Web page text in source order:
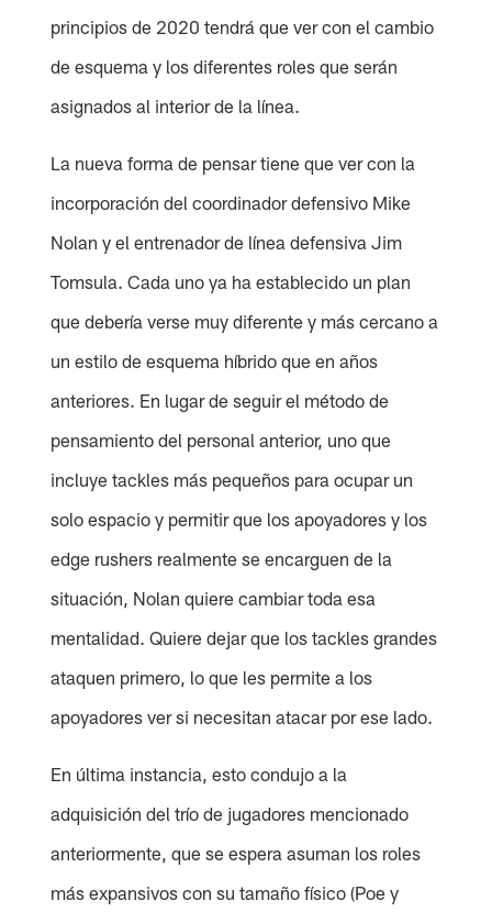
principios de 2020 tendrá que ver con el cambio
de esquema y los diferentes roles que serán
asignados al interior de la línea.
La nueva forma de pensar tiene que ver con la
incorporación del coordinador defensivo Mike
Nolan y el entrenador de línea defensiva Jim
Tomsula. Cada uno ya ha establecido un plan
que debería verse muy diferente y más cercano a
un estilo de esquema híbrido que en años
anteriores. En lugar de seguir el método de
pensamiento del personal anterior, uno que
incluye tackles más pequeños para ocupar un
solo espacio y permitir que los apoyadores y los
edge rushers realmente se encarguen de la
situación, Nolan quiere cambiar toda esa
mentalidad. Quiere dejar que los tackles grandes
ataquen primero, lo que les permite a los
apoyadores ver si necesitan atacar por ese lado.
En última instancia, esto condujo a la
adquisición del trío de jugadores mencionado
anteriormente, que se espera asuman los roles
más expansivos con su tamaño físico (Poe y